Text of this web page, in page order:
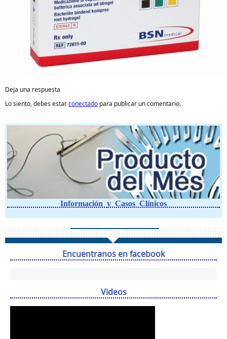
Deja una respuesta
Lo siento, debes estarconectado para publicar un comentario.
Información y Casos Clínicos
Encuentranos en facebook
Videos